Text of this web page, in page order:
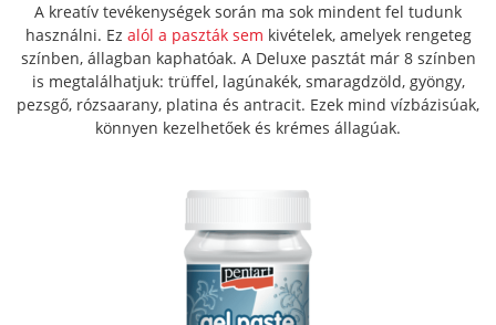
A kreatív tevékenységek során ma sok mindent fel tudunk
használni. Ez alól a paszták sem kivételek, amelyek rengeteg
színben, állagban kaphatóak. A Deluxe pasztát már 8 színben
is megtalálhatjuk: trüffel, lagúnakék, smaragdzöld, gyöngy,
pezsgő, rózsaarany, platina és antracit. Ezek mind vízbázisúak,
könnyen kezelhetőek és krémes állagúak.